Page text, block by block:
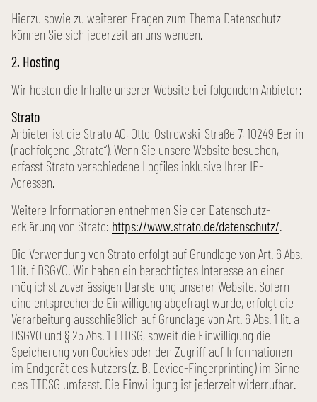
Hierzu sowie zu weiteren Fragen zum Thema Datenschutz
können Sie sich jederzeit an uns wenden.
2. Hosting
Wir hosten die Inhalte unserer Website bei folgendem Anbieter:
Strato
Anbieter ist die Strato AG, Otto-Ostrowski-Straße 7, 10249 Berlin
(nachfolgend „Strato“). Wenn Sie unsere Website besuchen,
erfasst Strato verschiedene Logfiles inklusive Ihrer IP-
Adressen.
Weitere Informationen entnehmen Sie der Datenschutz­
erklärung von Strato: https://www.strato.de/datenschutz/.
Die Verwendung von Strato erfolgt auf Grundlage von Art. 6 Abs.
1 lit. f DSGVO. Wir haben ein berechtigtes Interesse an einer
möglichst zuverlässigen Darstellung unserer Website. Sofern
eine entsprechende Einwilligung abgefragt wurde, erfolgt die
Verarbeitung ausschließlich auf Grundlage von Art. 6 Abs. 1 lit. a
DSGVO und § 25 Abs. 1 TTDSG, soweit die Einwilligung die
Speicherung von Cookies oder den Zugriff auf Informationen
im Endgerät des Nutzers (z. B. Device-Fingerprinting) im Sinne
des TTDSG umfasst. Die Einwilligung ist jederzeit widerrufbar.